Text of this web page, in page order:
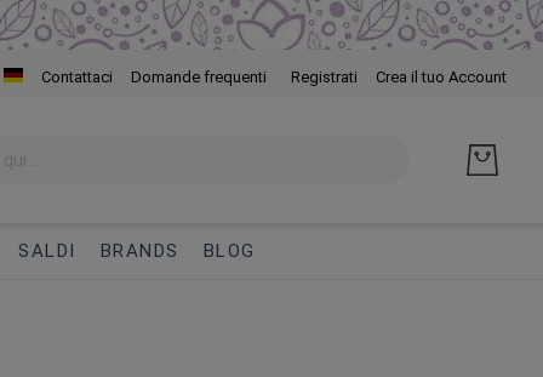
al
Contattaci Domande frequenti Registrati Crea il tuo Account
SALDI BRANDS BLOG